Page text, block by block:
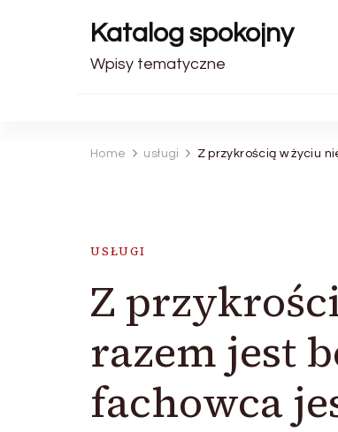
Katalog spokojny
Wpisy tematyczne
Home usługi Z przykrością w życiu
USŁUGI
Z
razem jest
fachowca